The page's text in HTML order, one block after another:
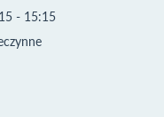
- 15:15